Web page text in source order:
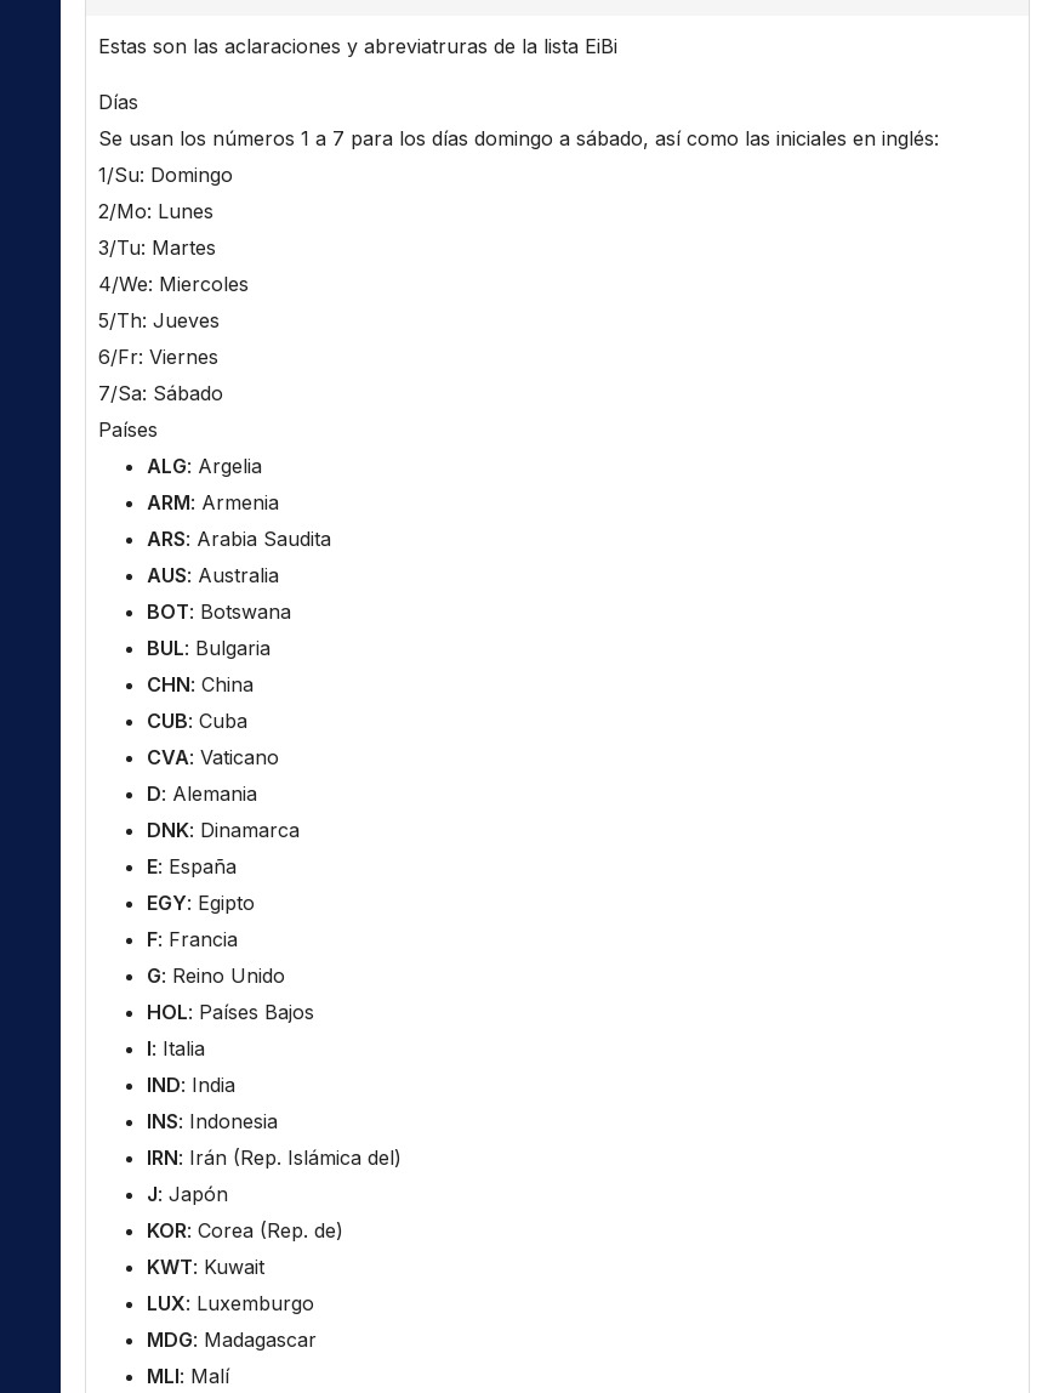
Estas son las aclaraciones y abreviatruras de la lista EiBi
Días
Se usan los números 1 a 7 para los días domingo a sábado, así como las iniciales en inglés:
1/Su: Domingo
2/Mo: Lunes
3/Tu: Martes
4/We: Miercoles
5/Th: Jueves
6/Fr: Viernes
7/Sa: Sábado
Países
ALG: Argelia
ARM: Armenia
ARS: Arabia Saudita
AUS: Australia
BOT: Botswana
BUL: Bulgaria
CHN: China
CUB: Cuba
CVA: Vaticano
D: Alemania
DNK: Dinamarca
E: España
EGY: Egipto
F: Francia
G: Reino Unido
HOL: Países Bajos
I: Italia
IND: India
INS: Indonesia
IRN: Irán (Rep. Islámica del)
J: Japón
KOR: Corea (Rep. de)
KWT: Kuwait
LUX: Luxemburgo
MDG: Madagascar
MLI: Malí